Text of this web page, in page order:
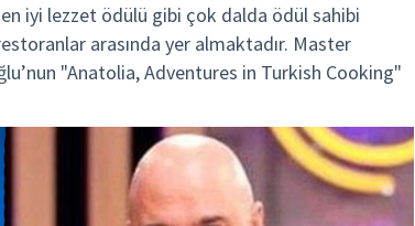
iyi lezzet ödülü gibi çok dalda ödül sahibi
arasında yer almaktadır. Master
"Anatolia, Adventures in Turkish Cooking"